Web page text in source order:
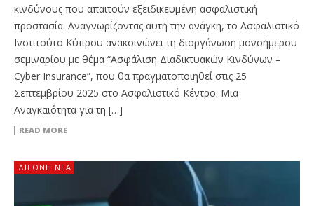
κινδύνους που απαιτούν εξειδικευμένη ασφαλιστική
προστασία. Αναγνωρίζοντας αυτή την ανάγκη, το Ασφαλιστικό
Ινστιτούτο Κύπρου ανακοινώνει τη διοργάνωση μονοήμερου
σεμιναρίου με θέμα “Ασφάλιση Διαδικτυακών Κινδύνων –
Cyber Insurance”, που θα πραγματοποιηθεί στις 25
Σεπτεμβρίου 2025 στο Ασφαλιστικό Κέντρο. Μια
Αναγκαιότητα για τη […]
READ MORE
ΔΙΕΘΝΉ ΝΈΑ